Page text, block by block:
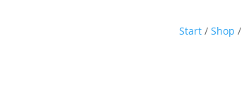
Start / Shop /